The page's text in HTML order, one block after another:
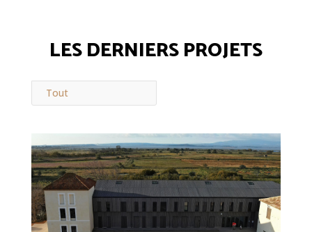
LES DERNIERS PROJETS
Tout